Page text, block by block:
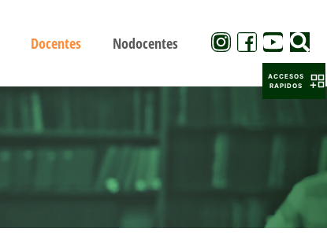
Docentes Nodocentes
ACCESOS
RAPIDOS